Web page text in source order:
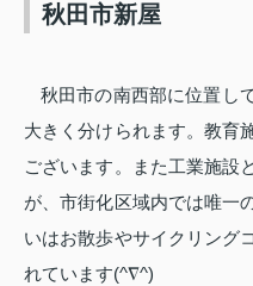
秋田市新屋
秋田市の南西部に位置し
大きく分けられます。教育
ございます。また工業施設
が、市街化区域内では唯一
いはお散歩やサイクリング
れています(^∇^)